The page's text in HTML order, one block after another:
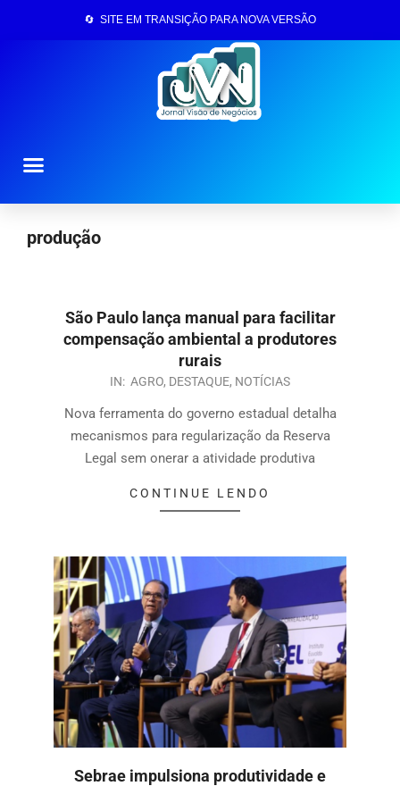
🔄 SITE EM TRANSIÇÃO PARA NOVA VERSÃO
produção
São Paulo lança manual para facilitar
compensação ambiental a produtores
rurais
IN: AGRO, DESTAQUE, NOTÍCIAS
Nova ferramenta do governo estadual detalha
mecanismos para regularização da Reserva
Legal sem onerar a atividade produtiva
CONTINUE LENDO
Sebrae impulsiona produtividade e